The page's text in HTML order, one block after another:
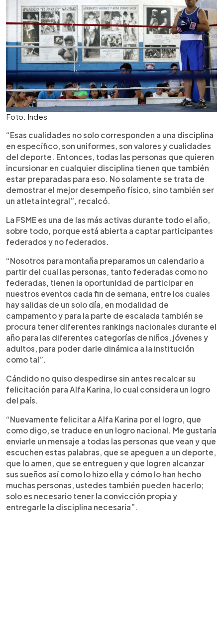
Foto: Indes
“Esas cualidades no solo corresponden a una disciplina
en específico, son uniformes, son valores y cualidades
del deporte. Entonces, todas las personas que quieren
incursionar en cualquier disciplina tienen que también
estar preparadas para eso. No solamente se trata de
demostrar el mejor desempeño físico, sino también ser
un atleta integral”, recalcó.
La FSME es una de las más activas durante todo el año,
sobre todo, porque está abierta a captar participantes
federados y no federados.
“Nosotros para montaña preparamos un calendario a
partir del cual las personas, tanto federadas como no
federadas, tienen la oportunidad de participar en
nuestros eventos cada fin de semana, entre los cuales
hay salidas de un solo día, en modalidad de
campamento y para la parte de escalada también se
procura tener diferentes rankings nacionales durante el
año para las diferentes categorías de niños, jóvenes y
adultos, para poder darle dinámica a la institución
como tal”.
Cándido no quiso despedirse sin antes recalcar su
felicitación para Alfa Karina, lo cual considera un logro
del país.
“Nuevamente felicitar a Alfa Karina por el logro, que
como digo, se traduce en un logro nacional. Me gustaría
enviarle un mensaje a todas las personas que vean y que
escuchen estas palabras, que se apeguen a un deporte,
que lo amen, que se entreguen y que logren alcanzar
sus sueños así como lo hizo ella y cómo lo han hecho
muchas personas, ustedes también pueden hacerlo;
solo es necesario tener la convicción propia y
entregarle la disciplina necesaria”.